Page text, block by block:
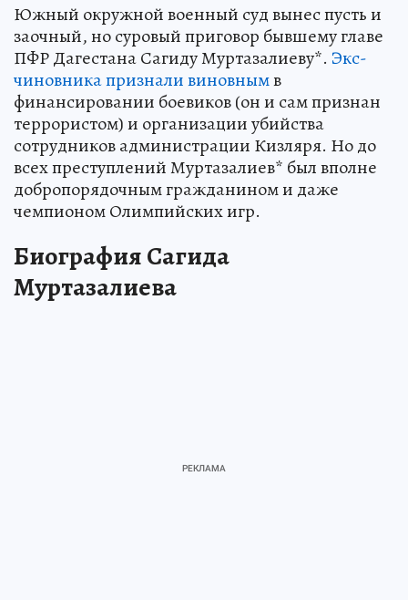
Южный окружной военный суд вынес пусть и
заочный, но суровый приговор бывшему главе
ПФР Дагестана Сагиду Муртазалиеву*. Экс-
чиновника признали виновнымв
финансировании боевиков (он и сам признан
террористом) и организации убийства
сотрудников администрации Кизляря. Но до
всех преступлений Муртазалиев* был вполне
добропорядочным гражданином и даже
чемпионом Олимпийских игр.
Биография Сагида
Муртазалиева